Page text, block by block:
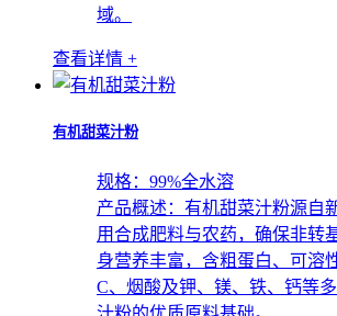
域。
查看详情 +
有机甜菜汁粉
规格： 99%全水溶
产品概述： 有机甜菜汁粉源自
用合成肥料与农药，确保非转
身营养丰富，含粗蛋白、可溶
C、烟酸及钾、镁、铁、钙等